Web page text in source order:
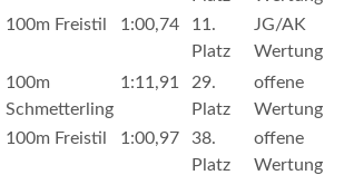
100m Freistil
1:00,74
11.
Platz
JG/AK
Wertung
100m
Schmetterling
1:11,91
29.
Platz
offene
Wertung
100m Freistil
1:00,97
38.
Platz
offene
Wertung